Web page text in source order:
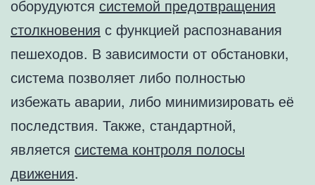
оборудуются системой предотвращения
столкновения с функцией распознавания
пешеходов. В зависимости от обстановки,
система позволяет либо полностью
избежать аварии, либо минимизировать её
последствия. Также, стандартной,
является система контроля полосы
движения.